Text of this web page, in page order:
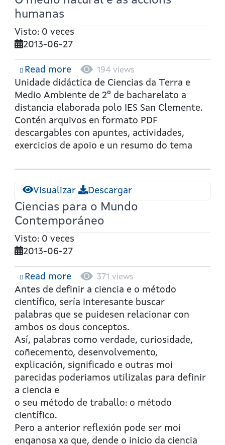
humanas
Visto: 0 veces
2013-06-27
Read moreabout
O
medio
natural
e
as
accións
194 views
Unidade didáctica de Ciencias da Terra e
Medio Ambiente de 2º de bacharelato a
distancia elaborada polo IES San Clemente.
Contén arquivos en formato PDF
descargables con apuntes, actividades,
exercicios de apoio e un resumo do tema
Visualizar Descargar
Ciencias para o Mundo
Contemporáneo
Visto: 0 veces
2013-06-27
Read moreabout
Ciencias
para
o
Mundo
Contemporáneo
371 views
Antes de definir a ciencia e o método
científico, sería interesante buscar
palabras que se puidesen relacionar con
ambos os dous conceptos.
Así, palabras como verdade, curiosidade,
coñecemento, desenvolvemento,
explicación, significado e outras moi
parecidas poderiamos utilizalas para definir
a ciencia e
o seu método de traballo: o método
científico.
Pero a anterior reflexión pode ser moi
enganosa xa que, dende o inicio da ciencia